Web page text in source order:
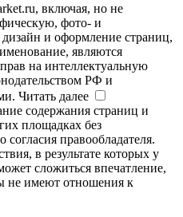
включая, но не
фото- и
и оформление страниц,
являются
на интеллектуальную
РФ и
Читать далее
содержания страниц и
площадках без
правообладателя.
в результате которых у
сложиться впечатление,
не имеют отношения к